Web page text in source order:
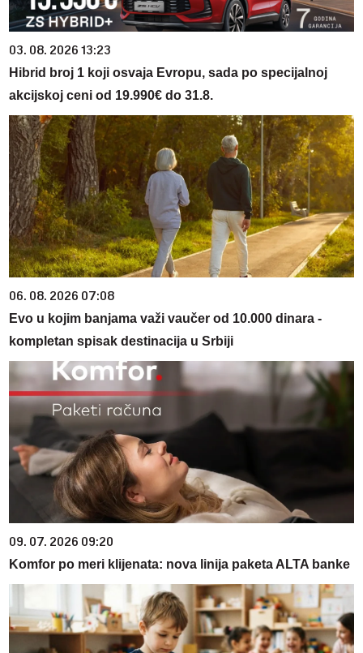
03. 08. 2026 13:23
Hibrid broj 1 koji osvaja Evropu, sada po specijalnoj
akcijskoj ceni od 19.990€ do 31.8.
06. 08. 2026 07:08
Evo u kojim banjama važi vaučer od 10.000 dinara -
kompletan spisak destinacija u Srbiji
09. 07. 2026 09:20
Komfor po meri klijenata: nova linija paketa ALTA banke